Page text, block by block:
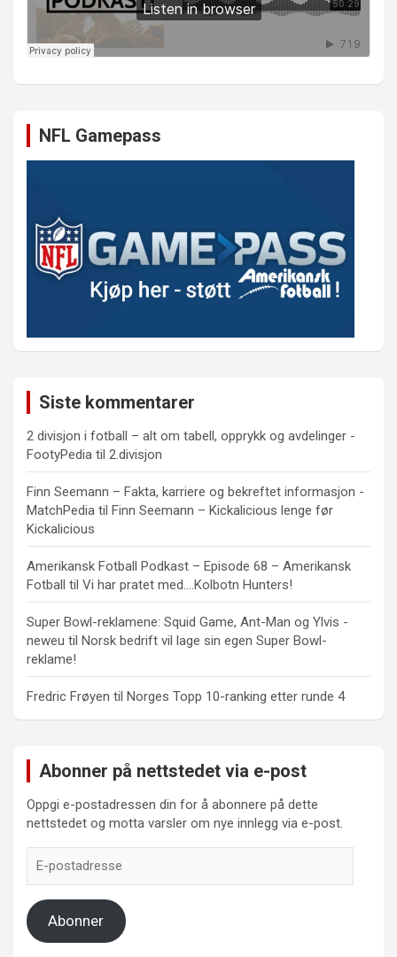
NFL Gamepass
Siste kommentarer
2 divisjon i fotball – alt om tabell, opprykk og avdelinger -
FootyPedia til 2.divisjon
Finn Seemann – Fakta, karriere og bekreftet informasjon -
MatchPedia til Finn Seemann – Kickalicious lenge før
Kickalicious
Amerikansk Fotball Podkast – Episode 68 – Amerikansk
Fotball til Vi har pratet med….Kolbotn Hunters!
Super Bowl-reklamene: Squid Game, Ant-Man og Ylvis -
neweu til Norsk bedrift vil lage sin egen Super Bowl-
reklame!
Fredric Frøyen til Norges Topp 10-ranking etter runde 4
Abonner på nettstedet via e-post
Oppgi e-postadressen din for å abonnere på dette
nettstedet og motta varsler om nye innlegg via e-post.
postadresse
Abonner